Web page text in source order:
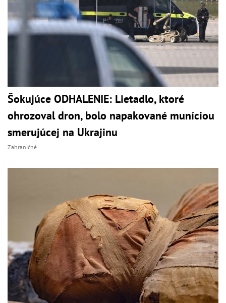
Šokujúce ODHALENIE: Lietadlo, ktoré
ohrozoval dron, bolo napakované muníciou
smerujúcej na Ukrajinu
Zahraničné